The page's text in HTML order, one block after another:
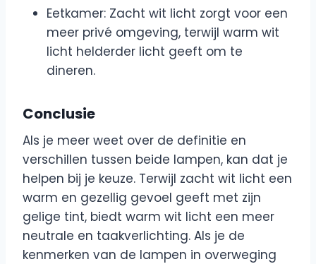
Eetkamer: Zacht wit licht zorgt voor een
meer privé omgeving, terwijl warm wit
licht helderder licht geeft om te
dineren.
Conclusie
Als je meer weet over de definitie en
verschillen tussen beide lampen, kan dat je
helpen bij je keuze. Terwijl zacht wit licht een
warm en gezellig gevoel geeft met zijn
gelige tint, biedt warm wit licht een meer
neutrale en taakverlichting. Als je de
kenmerken van de lampen in overweging